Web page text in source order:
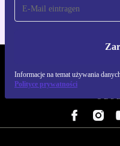
Informacje na temat używania
Polityce prywatności